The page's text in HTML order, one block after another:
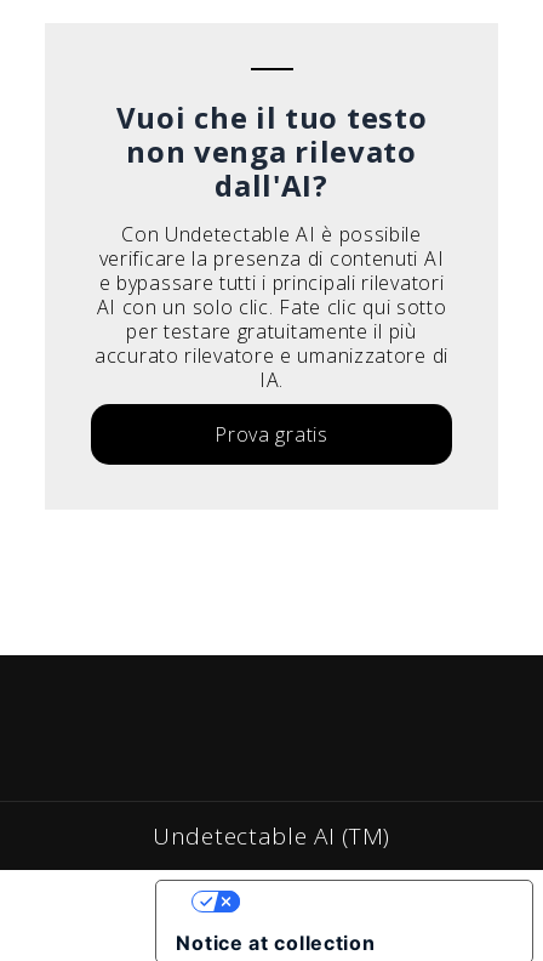
Vuoi che il tuo testo
non venga rilevato
dall'AI?
Con Undetectable AI è possibile
verificare la presenza di contenuti AI
e bypassare tutti i principali rilevatori
AI con un solo clic. Fate clic qui sotto
per testare gratuitamente il più
accurato rilevatore e umanizzatore di
IA.
Prova gratis
Undetectable AI (TM)
Notice at collection